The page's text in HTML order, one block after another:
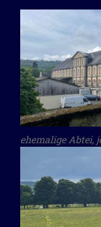
ehemalige Abtei,